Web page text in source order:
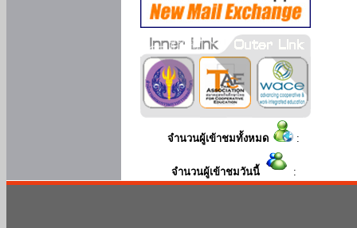
จำนวนผู้เข้าชมทั้งหมด :
จำนวนผู้เข้าชมวันนี้ :